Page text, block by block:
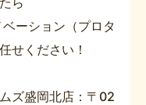
ョン（プロタ
せください！
店：〒02